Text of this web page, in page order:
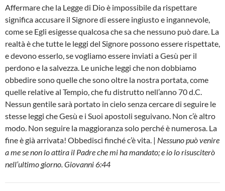
Affermare che la Legge di Dio è impossibile da rispettare
significa accusare il Signore di essere ingiusto e ingannevole,
come se Egli esigesse qualcosa che sa che nessuno può dare. La
realtà è che tutte le leggi del Signore possono essere rispettate,
e devono esserlo, se vogliamo essere inviati a Gesù per il
perdono e la salvezza. Le uniche leggi che non dobbiamo
obbedire sono quelle che sono oltre la nostra portata, come
quelle relative al Tempio, che fu distrutto nell’anno 70 d.C.
Nessun gentile sarà portato in cielo senza cercare di seguire le
stesse leggi che Gesù e i Suoi apostoli seguivano. Non c’è altro
modo. Non seguire la maggioranza solo perché è numerosa. La
fine è già arrivata! Obbedisci finché c’è vita. | Nessuno può venire
a me se non lo attira il Padre che mi ha mandato; e io lo risusciterò
nell’ultimo giorno. Giovanni 6:44